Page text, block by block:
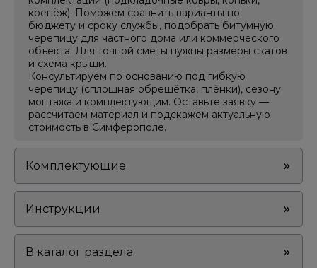
крепёж). Поможем сравнить варианты по
бюджету и сроку службы, подобрать битумную
черепицу для частного дома или коммерческого
объекта. Для точной сметы нужны размеры скатов
и схема крыши.
Консультируем по основанию под гибкую
черепицу (сплошная обрешётка, плёнки), сезону
монтажа и комплектующим. Оставьте заявку —
рассчитаем материал и подскажем актуальную
стоимость в Симферополе.
Комплектующие
Инструкции
В каталог раздела